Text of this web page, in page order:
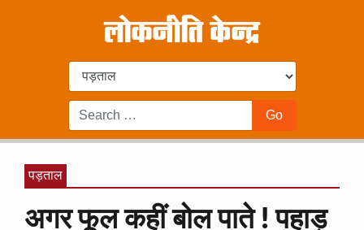
पड़ताल
अगर फूल कहीं बोल पाते ! पहाड़